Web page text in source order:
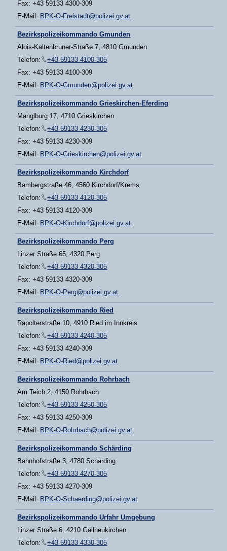
Fax: +43 59133 4300-309
E-Mail: BPK-O-Freistadt@polizei.gv.at
Bezirkspolizeikommando Gmunden
Alois-Kaltenbruner-Straße 7, 4810 Gmunden
Telefon:
+43 59133 4100-305
Fax: +43 59133 4100-309
E-Mail: BPK-O-Gmunden@polizei.gv.at
Bezirkspolizeikommando Grieskirchen-Eferding
Manglburg 17, 4710 Grieskirchen
Telefon:
+43 59133 4230-305
Fax: +43 59133 4230-309
E-Mail: BPK-O-Grieskirchen@polizei.gv.at
Bezirkspolizeikommando Kirchdorf
Bambergstraße 46, 4560 Kirchdorf/Krems
Telefon:
+43 59133 4120-305
Fax: +43 59133 4120-309
E-Mail: BPK-O-Kirchdorf@polizei.gv.at
Bezirkspolizeikommando Perg
Linzer Straße 65, 4320 Perg
Telefon:
+43 59133 4320-305
Fax: +43 59133 4320-309
E-Mail: BPK-O-Perg@polizei.gv.at
Bezirkspolizeikommando Ried
Rapolterstraße 10, 4910 Ried im Innkreis
Telefon:
+43 59133 4240-305
Fax: +43 59133 4240-309
E-Mail: BPK-O-Ried@polizei.gv.at
Bezirkspolizeikommando Rohrbach
Am Teich 2, 4150 Rohrbach
Telefon:
+43 59133 4250-305
Fax: +43 59133 4250-309
E-Mail: BPK-O-Rohrbach@polizei.gv.at
Bezirkspolizeikommando Schärding
Bahnhofstraße 3, 4780 Schärding
Telefon:
+43 59133 4270-305
Fax: +43 59133 4270-309
E-Mail: BPK-O-Schaerding@polizei.gv.at
Bezirkspolizeikommando Urfahr Umgebung
Linzer Straße 6, 4210 Gallneukirchen
Telefon:
+43 59133 4330-305